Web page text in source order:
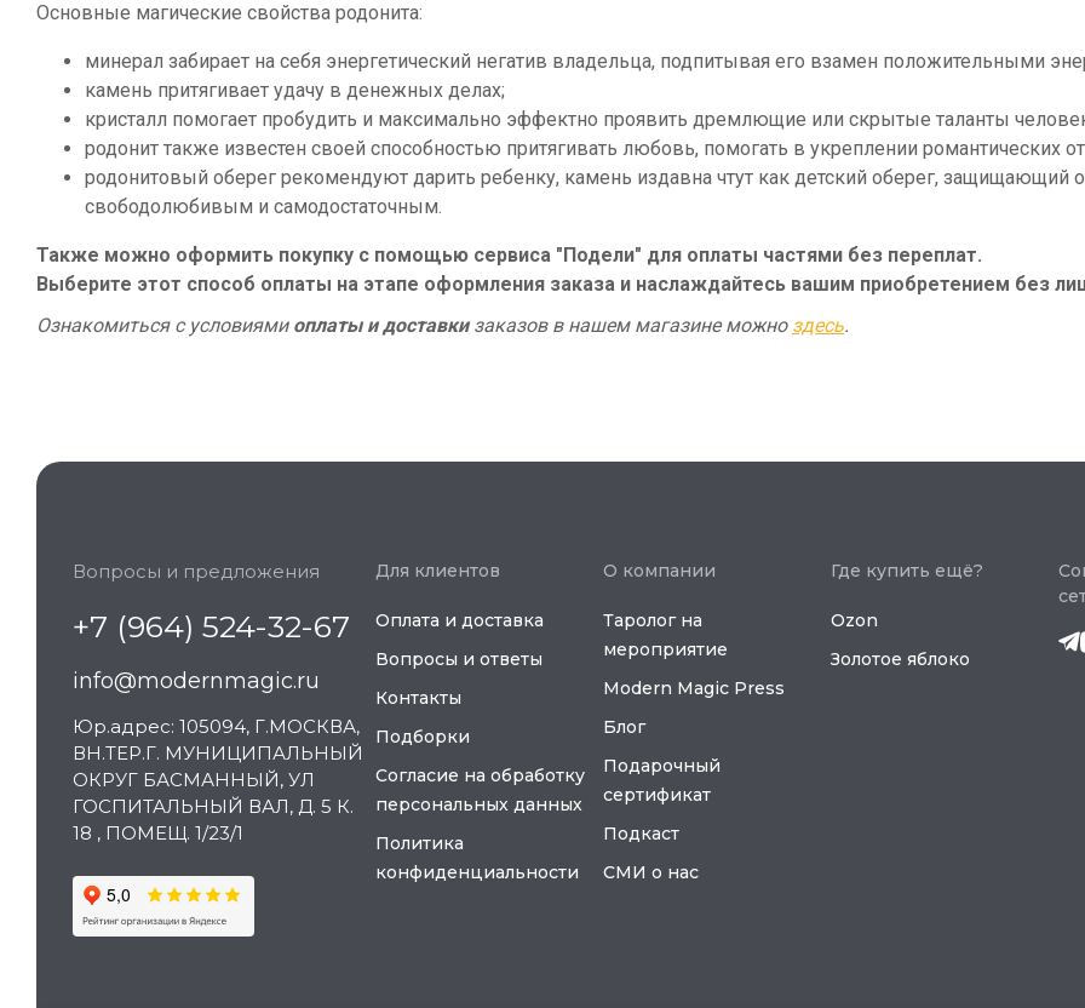
Основные магические свойства родонита:
минерал забирает на себя энергетический негатив владельца, подпитывая его взамен положительными
камень притягивает удачу в денежных делах;
кристалл помогает пробудить и максимально эффектно проявить дремлющие или скрытые таланты
родонит также известен своей способностью притягивать любовь, помогать в укреплении романтических
родонитовый оберег рекомендуют дарить ребенку, камень издавна чтут как детский оберег, защищающий
свободолюбивым и самодостаточным.
Также можно оформить покупку с помощью сервиса "Подели" для оплаты частями без переплат.
Выберите этот способ оплаты на этапе оформления заказа и наслаждайтесь вашим приобретением без
Ознакомиться с условиями оплаты и доставкизаказов в нашем магазине можно здесь.
Вопросы и предложения
+7 (964) 524-32-67
info@modernmagic.ru
Юр.адрес: 105094, Г.МОСКВА,
ВН.ТЕР.Г. МУНИЦИПАЛЬНЫЙ
ОКРУГ БАСМАННЫЙ, УЛ
ГОСПИТАЛЬНЫЙ ВАЛ, Д. 5 К.
18 , ПОМЕЩ. 1/23/1
Для клиентов
Оплата и доставка
Вопросы и ответы
Контакты
Подборки
Согласие на обработку
персональных данных
Политика
конфиденциальности
О компании
Таролог на
мероприятие
Modern Magic Press
Блог
Подарочный
сертификат
Подкаст
СМИ о нас
Где купить ещё?
Ozon
Золотое яблоко